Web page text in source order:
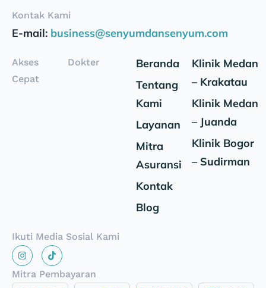
Kontak Kami
E-mail: business@senyumdansenyum.com
Akses
Cepat
Dokter
Beranda
Tentang
Kami
Layanan
Mitra
Asuransi
Kontak
Blog
Klinik Medan
– Krakatau
Klinik Medan
– Juanda
Klinik Bogor
– Sudirman
Ikuti Media Sosial Kami
Mitra Pembayaran